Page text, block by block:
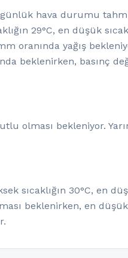
hava durumu
29°C, en düşük
oranında yağış
beklenirken, basınç
olması bekleniyor.
30°C, en
beklenirken, en düşük